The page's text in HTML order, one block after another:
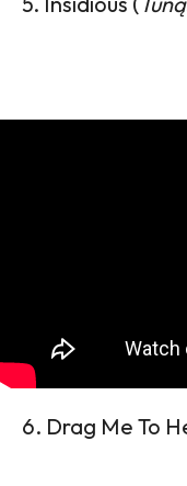
6. Drag Me To